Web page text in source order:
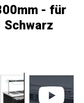
- für